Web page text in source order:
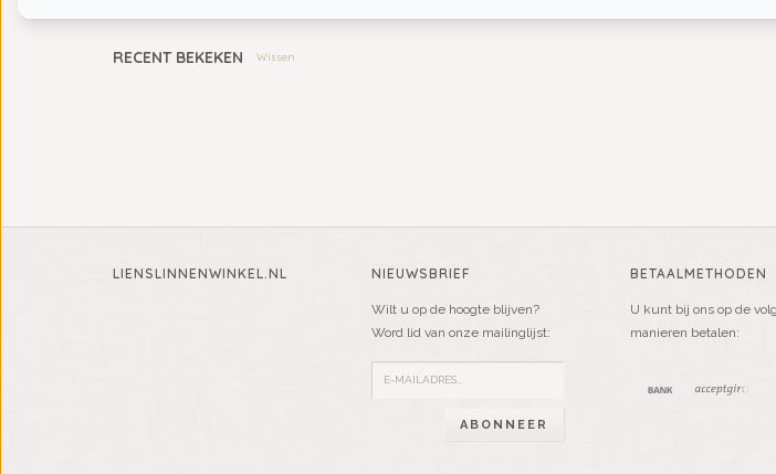
RECENT BEKEKEN Wissen
LIENSLINNENWINKEL.NL NIEUWSBRIEF
Wilt u op de hoogte blijven?
Word lid van onze mailinglijst:
ABONNEER
BETAALMETHODEN
U kunt bij ons op de
manieren betalen: